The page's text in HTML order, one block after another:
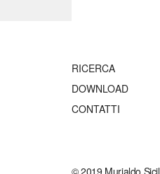
RICERCA
DOWNLOAD
CONTATTI
© 2019 Murialdo